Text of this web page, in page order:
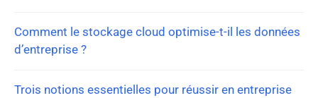
Comment le stockage cloud optimise-t-il les données
d’entreprise ?
Trois notions essentielles pour réussir en entreprise